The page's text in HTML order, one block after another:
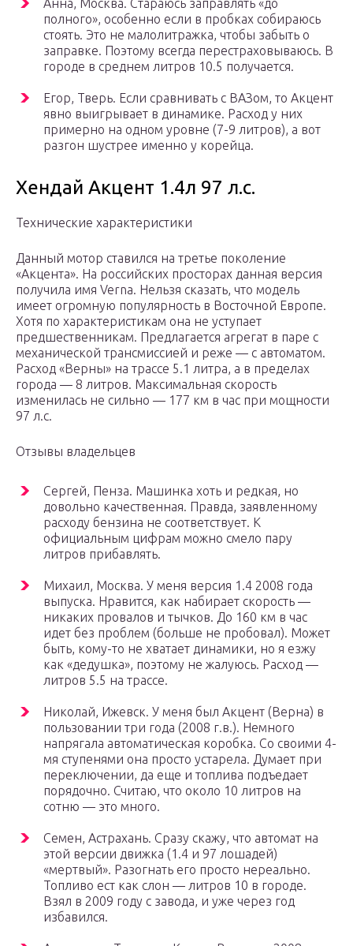
Анна, Москва. Стараюсь заправлять «до
полного», особенно если в пробках собираюсь
стоять. Это не малолитражка, чтобы забыть о
заправке. Поэтому всегда перестраховываюсь. В
городе в среднем литров 10.5 получается.
Егор, Тверь. Если сравнивать с ВАЗом, то Акцент
явно выигрывает в динамике. Расход у них
примерно на одном уровне (7-9 литров), а вот
разгон шустрее именно у корейца.
Хендай Акцент 1.4л 97 л.с.
Технические характеристики
Данный мотор ставился на третье поколение
«Акцента». На российских просторах данная версия
получила имя Verna. Нельзя сказать, что модель
имеет огромную популярность в Восточной Европе.
Хотя по характеристикам она не уступает
предшественникам. Предлагается агрегат в паре с
механической трансмиссией и реже — с автоматом.
Расход «Верны» на трассе 5.1 литра, а в пределах
города — 8 литров. Максимальная скорость
изменилась не сильно — 177 км в час при мощности
97 л.с.
Отзывы владельцев
Сергей, Пенза. Машинка хоть и редкая, но
довольно качественная. Правда, заявленному
расходу бензина не соответствует. К
официальным цифрам можно смело пару
литров прибавлять.
Михаил, Москва. У меня версия 1.4 2008 года
выпуска. Нравится, как набирает скорость —
никаких провалов и тычков. До 160 км в час
идет без проблем (больше не пробовал). Может
быть, кому-то не хватает динамики, но я езжу
как «дедушка», поэтому не жалуюсь. Расход —
литров 5.5 на трассе.
Николай, Ижевск. У меня был Акцент (Верна) в
пользовании три года (2008 г.в.). Немного
напрягала автоматическая коробка. Со своими 4-
мя ступенями она просто устарела. Думает при
переключении, да еще и топлива подъедает
порядочно. Считаю, что около 10 литров на
сотню — это много.
Семен, Астрахань. Сразу скажу, что автомат на
этой версии движка (1.4 и 97 лошадей)
«мертвый». Разогнать его просто нереально.
Топливо ест как слон — литров 10 в городе.
Взял в 2009 году с завода, и уже через год
избавился.